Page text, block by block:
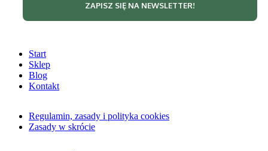
Start
Sklep
Blog
Kontakt
Regulamin, zasady i polityka cookies
Zasady w skrócie